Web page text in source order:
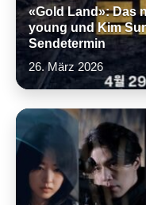
«Gold Land»: Das
young und Kim
Sendetermin
26. März 2026